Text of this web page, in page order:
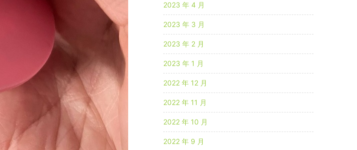
2023 年 4 月
2023 年 3 月
2023 年 2 月
2023 年 1 月
2022 年 12 月
2022 年 11 月
2022 年 10 月
2022 年 9 月